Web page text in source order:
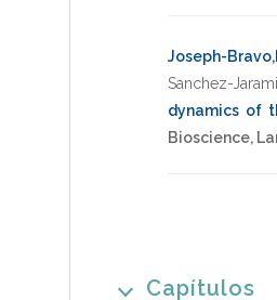
Joseph-
Sanchez-
dynamics of
Bioscience,
Capítulos